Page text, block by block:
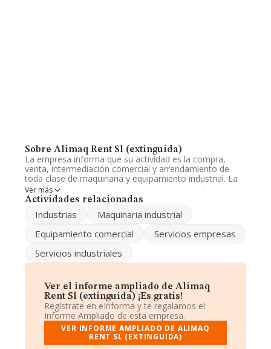
Sobre Alimaq Rent Sl (extinguida)
La empresa informa que su actividad es la compra,
venta, intermediación comercial y arrendamiento de
toda clase de maquinaria y equipamiento industrial. La
sociedad está inscrita en el Registro Mercantil como
Sociedad Limitada. Su actividad CNAE es 'Intermediarios
embarcaciones y aeronaves' con código 4614. La
en cuenta la información a disposición de INFORMA, ha
contado con un número de empleados inferior a la
La compañía Alimaq Rent S.L (extinguida)
, con
número de identificación fiscal B54157227, tiene su
domicilio social establecido en Calle Chopo núm. 8,
(03015), en el municipio de Alicante, Comunidad
Valenciana.
Ver más
Actividades relacionadas
Industrias
Maquinaria industrial
Equipamiento comercial
Servicios empresas
Servicios industriales
Ver el informe ampliado de Alimaq
Rent Sl (extinguida) ¡Es gratis!
Regístrate en eInforma y te regalamos el
Informe Ampliado de esta empresa.
VER INFORME AMPLIADO DE ALIMAQ
RENT SL (EXTINGUIDA)